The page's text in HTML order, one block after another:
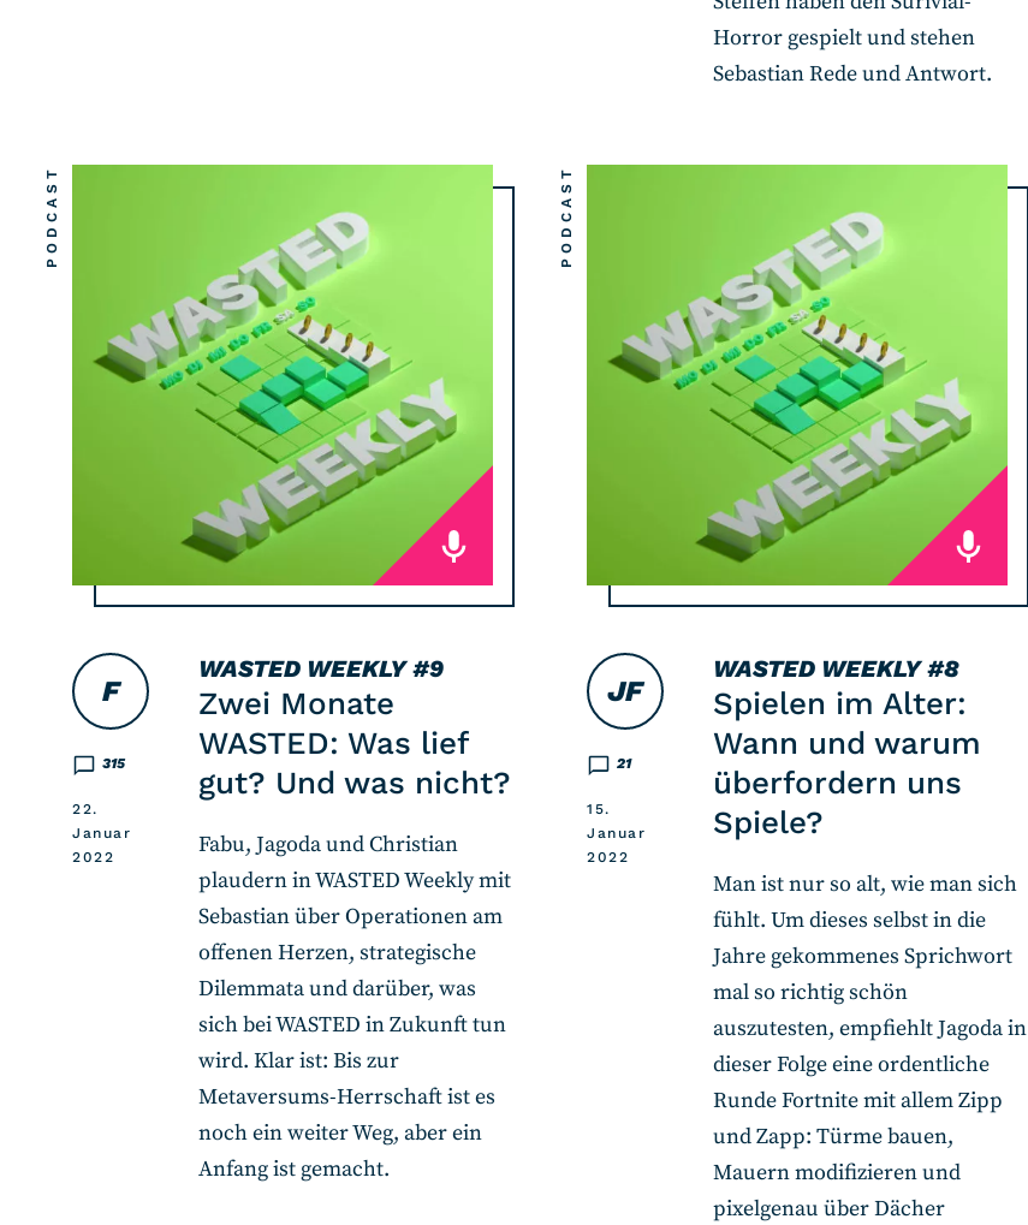
Horror gespielt und stehen
Sebastian Rede und Antwort.
WASTED WEEKLY#9
Zwei Monate
WASTED: Was lief
gut? Und was nicht?
PODCAST
F
315
22.
Januar
2022
Fabu, Jagoda und Christian
plaudern in WASTED Weekly mit
Sebastian über Operationen am
offenen Herzen, strategische
Dilemmata und darüber, was
sich bei WASTED in Zukunft tun
wird. Klar ist: Bis zur
Metaversums-Herrschaft ist es
noch ein weiter Weg, aber ein
Anfang ist gemacht.
WASTED WEEKLY#8
Spielen im Alter:
Wann und warum
überfordern uns
Spiele?
PODCAST
JF
21
15.
Januar
2022
Man ist nur so alt, wie man sich
fühlt. Um dieses selbst in die
Jahre gekommenes Sprichwort
mal so richtig schön
auszutesten, empfiehlt Jagoda in
dieser Folge eine ordentliche
Runde Fortnite mit allem Zipp
und Zapp: Türme bauen,
Mauern modifizieren und
pixelgenau über Dächer